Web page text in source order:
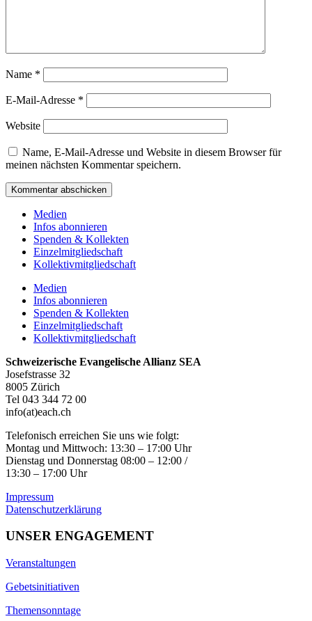
Name *
E-Mail-Adresse *
Website
Name, E-Mail-Adresse und Website in diesem Browser für
meinen nächsten Kommentar speichern.
Medien
Infos abonnieren
Spenden & Kollekten
Einzelmitgliedschaft
Kollektivmitgliedschaft
Medien
Infos abonnieren
Spenden & Kollekten
Einzelmitgliedschaft
Kollektivmitgliedschaft
Schweizerische Evangelische Allianz SEA
Josefstrasse 32
8005 Zürich
Tel 043 344 72 00
info(at)each.ch
Telefonisch erreichen Sie uns wie folgt:
Montag und Mittwoch: 13:30 – 17:00 Uhr
Dienstag und Donnerstag 08:00 – 12:00 /
13:30 – 17:00 Uhr
Impressum
Datenschutzerklärung
UNSER ENGAGEMENT
Veranstaltungen
Gebetsinitiativen
Themensonntage